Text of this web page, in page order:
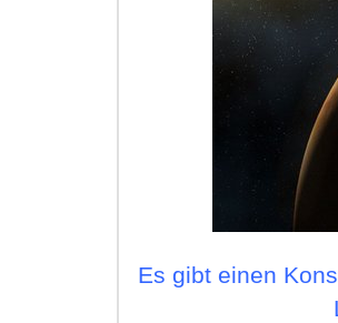
Es gibt einen